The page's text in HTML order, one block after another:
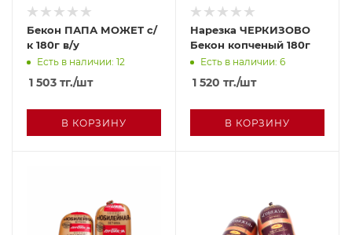
Бекон ПАПА МОЖЕТ с/
к 180г в/у
Есть в наличии: 12
1 503 тг./шт
В КОРЗИНУ
Нарезка ЧЕРКИЗОВО
Бекон копченый 180г
Есть в наличии: 6
1 520 тг./шт
В КОРЗИНУ